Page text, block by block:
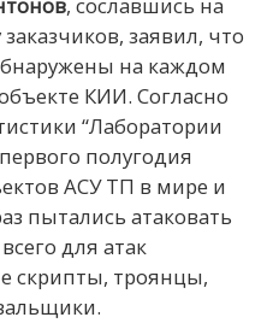
, сославшись на
заявил, что
на каждом
КИИ. Согласно
“Лаборатории
полугодия
АСУ ТП в мире и
пытались атаковать
для атак
скрипты, троянцы,